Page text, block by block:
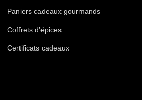
Paniers cadeaux gourmands
Coffrets d’épices
Certificats cadeaux